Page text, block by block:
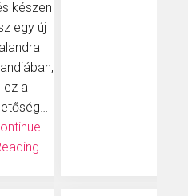
készen
egy új
ez a